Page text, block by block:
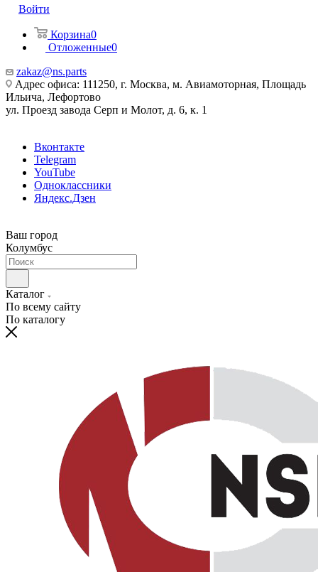
Войти
Корзина0
Отложенные0
zakaz@ns.parts
Адрес офиса: 111250, г. Москва, м. Авиамоторная, Площадь
Ильича, Лефортово
ул. Проезд завода Серп и Молот, д. 6, к. 1
Вконтакте
Telegram
YouTube
Одноклассники
Яндекс.Дзен
Ваш город
Колумбус
Каталог
По всему сайту
По каталогу